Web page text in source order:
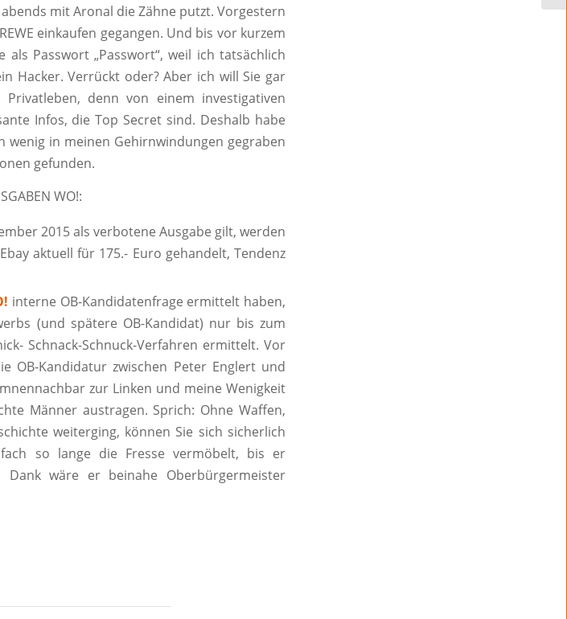
mit Aronal die Zähne putzt. Vorgestern
einkaufen gegangen. Und bis vor kurzem
Passwort „Passwort“, weil ich tatsächlich
Hacker. Verrückt oder? Aber ich will Sie gar
denn von einem investigativen
Infos, die Top Secret sind. Deshalb habe
wenig in meinen Gehirnwindungen gegraben
gefunden.
WO!:
2015 als verbotene Ausgabe gilt, werden
aktuell für 175.- Euro gehandelt, Tendenz
interne OB-Kandidatenfrage ermittelt haben,
(und spätere OB-Kandidat) nur bis zum
Schnack-Schnuck-Verfahren ermittelt. Vor
OB-Kandidatur zwischen Peter Englert und
zur Linken und meine Wenigkeit
Männer austragen. Sprich: Ohne Waffen,
weiterging, können Sie sich sicherlich
so lange die Fresse vermöbelt, bis er
wäre er beinahe Oberbürgermeister